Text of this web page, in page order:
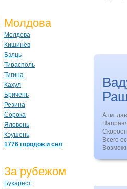
Молдова
Молдова
Кишинёв
Бэлць
Тирасполь
Тигина
Кахул
Бричень
Резина
Сорока
Яловень
Кэушень
1776 городов и сел
За рубежом
Бухарест
Атм.
Всего